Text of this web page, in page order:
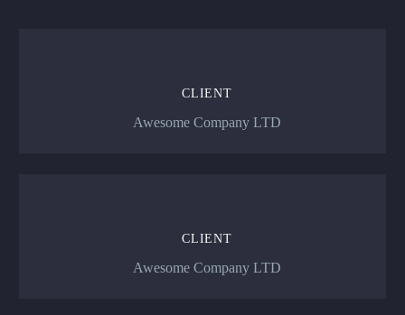
CLIENT
Awesome Company LTD
CLIENT
Awesome Company LTD